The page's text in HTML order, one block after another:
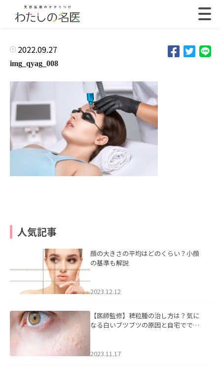
2022.09.27
img_qyag_008
人気記事
顔の大きさの平均はどのくらい？小顔
の基準も解説
2023.12.12
【医師監修】稗粒腫の治し方は？気に
なる白いブツブツの原因と自宅ででき
2023.11.17